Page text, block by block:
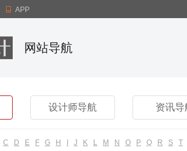
 APP
网站导航
设计师导航 资讯导
C D E F G H J K L M N O P Q R S T